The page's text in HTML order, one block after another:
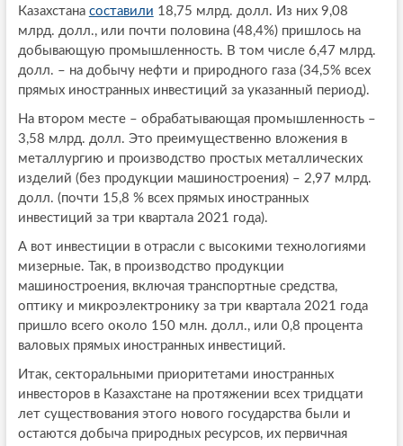
Казахстана составили 18,75 млрд. долл. Из них 9,08
млрд. долл., или почти половина (48,4%) пришлось на
добывающую промышленность. В том числе 6,47 млрд.
долл. – на добычу нефти и природного газа (34,5% всех
прямых иностранных инвестиций за указанный период).
На втором месте – обрабатывающая промышленность –
3,58 млрд. долл. Это преимущественно вложения в
металлургию и производство простых металлических
изделий (без продукции машиностроения) – 2,97 млрд.
долл. (почти 15,8 % всех прямых иностранных
инвестиций за три квартала 2021 года).
А вот инвестиции в отрасли с высокими технологиями
мизерные. Так, в производство продукции
машиностроения, включая транспортные средства,
оптику и микроэлектронику за три квартала 2021 года
пришло всего около 150 млн. долл., или 0,8 процента
валовых прямых иностранных инвестиций.
Итак, секторальными приоритетами иностранных
инвесторов в Казахстане на протяжении всех тридцати
лет существования этого нового государства были и
остаются добыча природных ресурсов, их первичная